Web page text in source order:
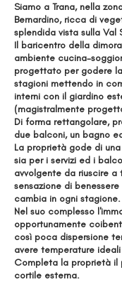
Siamo a Trana, nella
Bernardino, ricca di
splendida vista sulla Val
Il baricentro della
ambiente cucina-
progettato per godere
stagioni mettendo in
interni con il giardino
(magistralmente
Di forma rettangolare,
due balconi, un bagno
La proprietà gode di
sia per i servizi ed i
avvolgente da riuscire a
sensazione di
cambia in ogni stagione.
Nel suo complesso
opportunamente
così poca dispersione
avere temperature
Completa la proprietà il
cortile esterna.